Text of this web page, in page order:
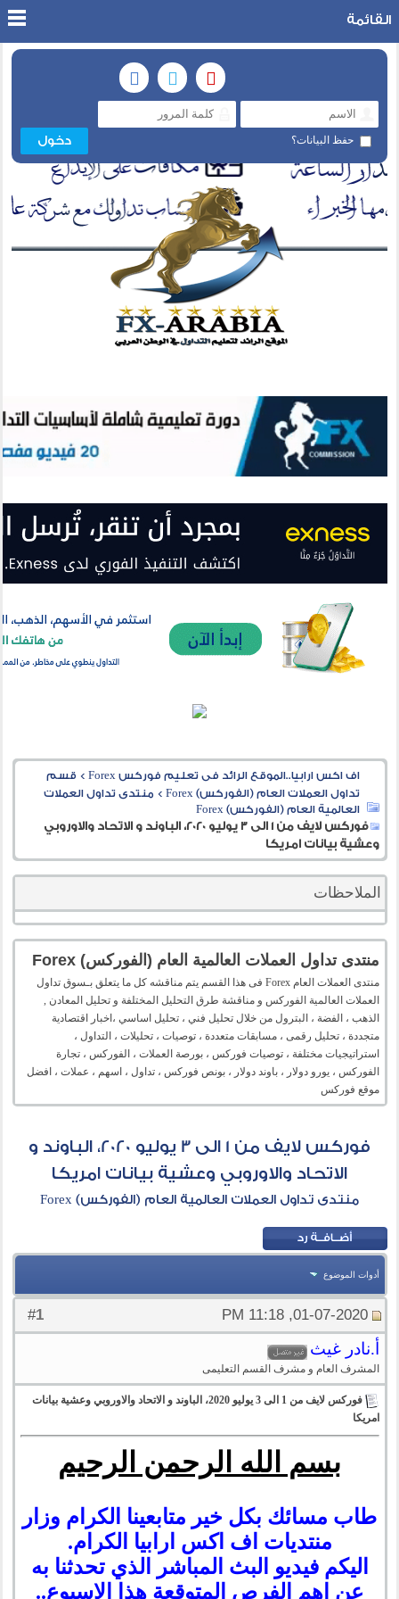
حفظ البيانات؟
القائمة
اف اكس ارابيا..الموقع الرائد فى تعليم فوركس Forex > قسم
تداول العملات العام (الفوركس) Forex
> منتدى تداول العملات
العالمية العام (الفوركس) Forex
فوركس لايف من 1 الى 3 يوليو 2020، الباوند و الاتحاد والاوروبي
وعشية بيانات امريكا
الملاحظات
منتدى تداول العملات العالمية العام (الفوركس) Forex
منتدى العملات العام Forex فى هذا القسم يتم مناقشه كل ما يتعلق بـسوق تداول
العملات العالمية الفوركس و مناقشة طرق التحليل المختلفة و تحليل المعادن ,
الذهب ، الفضة ، البترول من خلال تحليل فني ، تحليل اساسي ،اخبار اقتصادية
متجددة ، تحليل رقمى ، مسابقات متعددة ، توصيات ، تحليلات ، التداول ،
استراتيجيات مختلفة ، توصيات فوركس ، بورصة العملات ، الفوركس ، تجارة
الفوركس ، يورو دولار ، باوند دولار ، بونص فوركس ، تداول ، اسهم ، عملات ، افضل
موقع فوركس
فوركس لايف من 1 الى 3 يوليو 2020، الباوند و
الاتحاد والاوروبي وعشية بيانات امريكا
منتدى تداول العملات العالمية العام (الفوركس) Forex
أدوات الموضوع
#
1 01-07-2020, 11:18 PM
أ.نادر غيث
المشرف العام و مشرف القسم التعليمى
فوركس لايف من 1 الى 3 يوليو 2020، الباوند و الاتحاد والاوروبي وعشية بيانات
امريكا
بسم الله الرحمن الرحيم
طاب مسائك بكل خير متابعينا الكرام وزار
منتديات اف اكس ارابيا الكرام.
اليكم فيديو البث المباشر الذي تحدثنا به
عن اهم الفرص المتوقعة هذا الاسبوع..